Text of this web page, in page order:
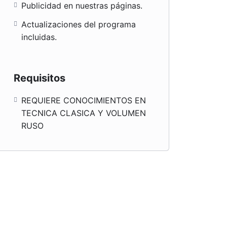
Publicidad en nuestras páginas.
Actualizaciones del programa
incluidas.
Requisitos
REQUIERE CONOCIMIENTOS EN
TECNICA CLASICA Y VOLUMEN
RUSO